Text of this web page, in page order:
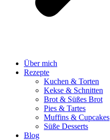
Über mich
Rezepte
Kuchen & Torten
Kekse & Schnitten
Brot & Süßes Brot
Pies & Tartes
Muffins & Cupcakes
Süße Desserts
Blog